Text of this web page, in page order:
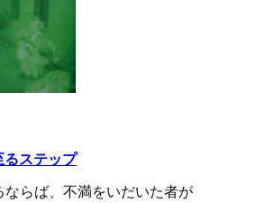
るステップ
ならば、不満をいだいた者が